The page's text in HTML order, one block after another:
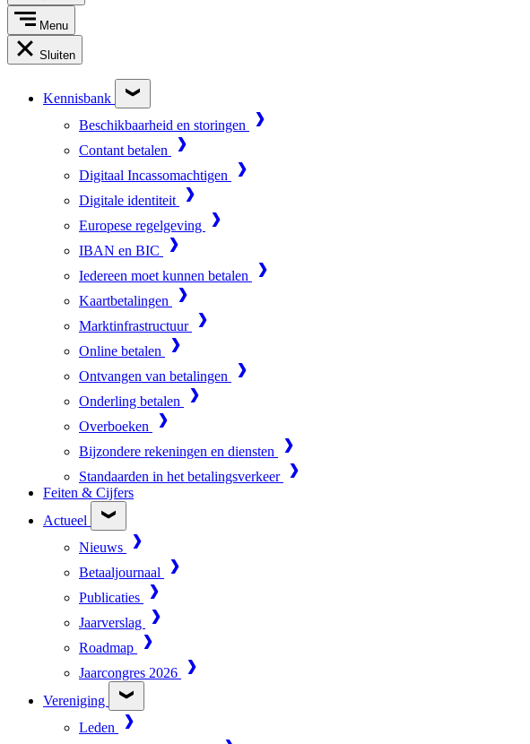
Menu
Sluiten
Kennisbank
Beschikbaarheid en storingen
Contant betalen
Digitaal Incassomachtigen
Digitale identiteit
Europese regelgeving
IBAN en BIC
Iedereen moet kunnen betalen
Kaartbetalingen
Marktinfrastructuur
Online betalen
Ontvangen van betalingen
Onderling betalen
Overboeken
Bijzondere rekeningen en diensten
Standaarden in het betalingsverkeer
Feiten & Cijfers
Actueel
Nieuws
Betaaljournaal
Publicaties
Jaarverslag
Roadmap
Jaarcongres 2026
Vereniging
Leden